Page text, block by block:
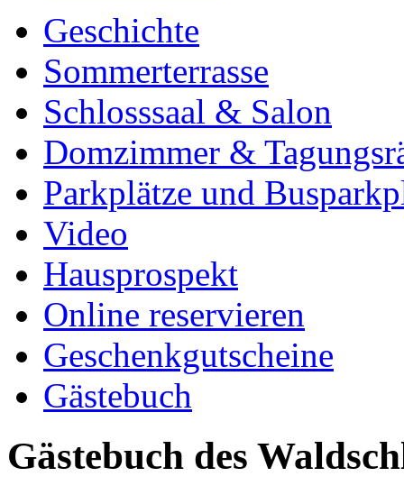
Geschichte
Sommerterrasse
Schlosssaal & Salon
Domzimmer &
Parkplätze und
Video
Hausprospekt
Online reservieren
Geschenkgutscheine
Gästebuch
Gästebuch des